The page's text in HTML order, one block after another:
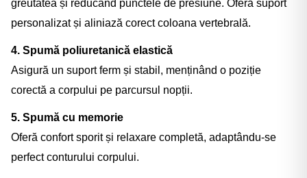
greutatea și reducând punctele de presiune. Oferă suport
personalizat și aliniază corect coloana vertebrală.
4. Spumă poliuretanică elastică
Asigură un suport ferm și stabil, menținând o poziție
corectă a corpului pe parcursul nopții.
5. Spumă cu memorie
Oferă confort sporit și relaxare completă, adaptându-se
perfect conturului corpului.